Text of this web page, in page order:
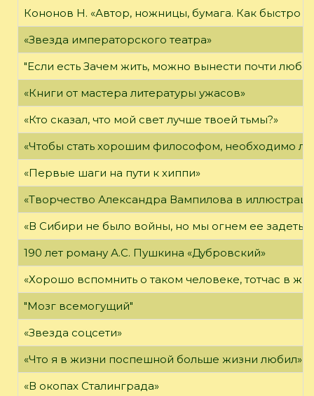
Кононов Н. «Автор, ножницы, бумага. Как быстро
«Звезда императорского театра»
"Если есть Зачем жить, можно вынести почти
«Книги от мастера литературы ужасов»
«Кто сказал, что мой свет лучше твоей тьмы?»
«Чтобы стать хорошим философом, необходимо
«Первые шаги на пути к хиппи»
«Творчество Александра Вампилова в
«В Сибири не было войны, но мы огнем ее задеты»
190 лет роману А.С. Пушкина «Дубровский»
«Хорошо вспомнить о таком человеке, тотчас в
"Мозг всемогущий"
«Звезда соцсети»
«Что я в жизни поспешной больше жизни любил»
«В окопах Сталинграда»